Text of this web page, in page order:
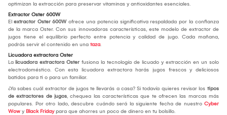
optimizan la extracción para preservar vitaminas y antioxidantes esenciales.
Extractor Oster 600W
El extractor Oster 600W ofrece una potencia significativa respaldada por la confianza
de la marca Oster. Con sus innovadoras características, este modelo de extractor de
jugos tiene el equilibrio perfecto entre potencia y calidad de jugo. Cada mañana,
podrás servir el contenido en una taza.
Licuadora extractora Oster
La licuadora extractora Oster fusiona la tecnología de licuado y extracción en un solo
electrodoméstico. Con esta licuadora extractora harás jugos frescos y deliciosos
batidos para ti o para un familiar.
¿Ya sabes cuál extractor de jugos te llevarás a casa? Si todavía quieres revisar los tipos
de extractores de jugos, chequea las características que te ofrecen las marcas más
populares. Por otro lado, descubre cuándo será la siguiente fecha de nuestro Cyber
Wow y Black Fridaypara que ahorres un poco de dinero en tu bolsillo.